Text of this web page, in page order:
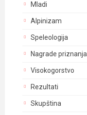
Mladi
Alpinizam
Speleologija
Nagrade
Visokogorstvo
Rezultati
Skupština